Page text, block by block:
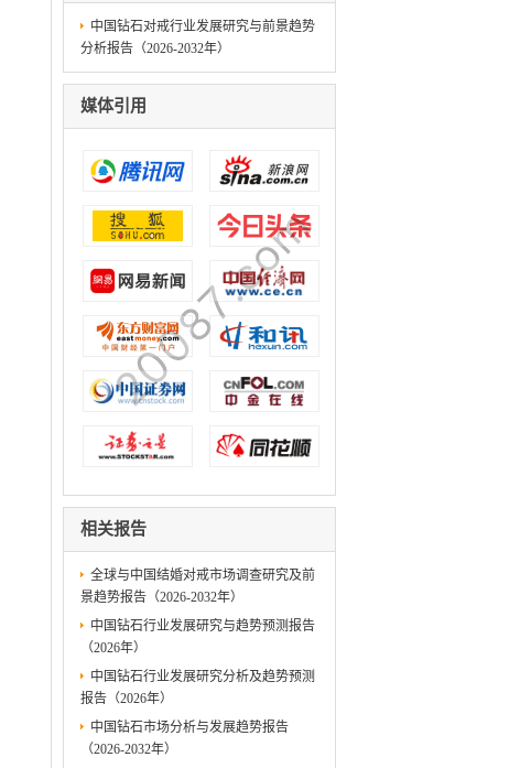
中国钻石对戒行业发展研究与前景趋势
分析报告（2026-2032年）
媒体引用
相关报告
全球与中国结婚对戒市场调查研究及前
景趋势报告（2026-2032年）
中国钻石行业发展研究与趋势预测报告
（2026年）
中国钻石行业发展研究分析及趋势预测
报告（2026年）
中国钻石市场分析与发展趋势报告
（2026-2032年）